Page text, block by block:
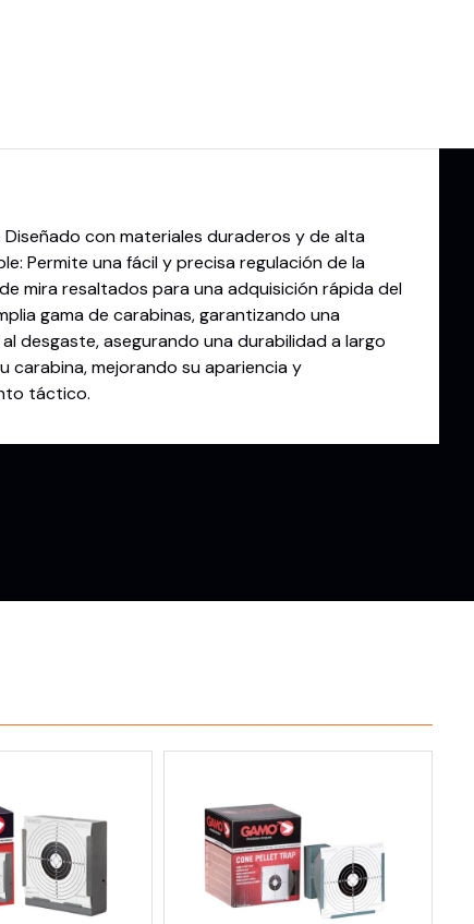
con materiales duraderos y de alta
Permite una fácil y precisa regulación de la
mira resaltados para una adquisición rápida del
gama de carabinas, garantizando una
desgaste, asegurando una durabilidad a largo
carabina, mejorando su apariencia y
táctico.